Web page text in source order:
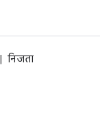
निजता